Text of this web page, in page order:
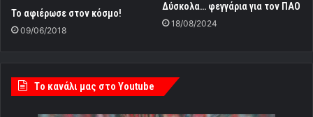
Το αφιέρωσε στον κόσμο!
09/06/2018
Δύσκολα… φεγγάρια για τον ΠΑΟ
18/08/2024
Tο κανάλι μας στο Youtube